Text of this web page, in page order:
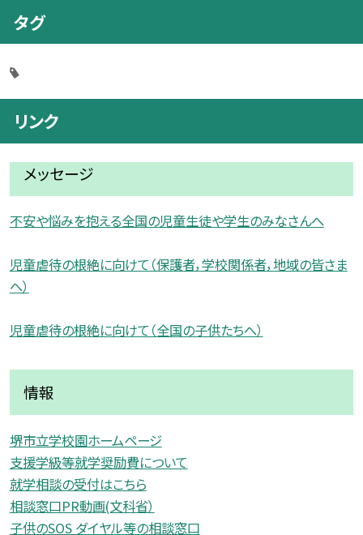
タグ
リンク
メッセージ
不安や悩みを抱える全国の児童生徒や学生のみなさんへ
児童虐待の根絶に向けて（保護者，学校関係者，地域の皆さま
へ）
児童虐待の根絶に向けて（全国の子供たちへ）
情報
堺市立学校園ホームページ
支援学級等就学奨励費について
就学相談の受付はこちら
相談窓口PR動画(文科省）
子供のSOS ダイヤル等の相談窓口